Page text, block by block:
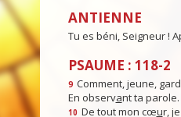
ANTIENNE
Tu es béni, Seigneur !
PSAUME : 118-2
9 Comment, jeune,
En observant ta parole.
10 De tout mon cœur,